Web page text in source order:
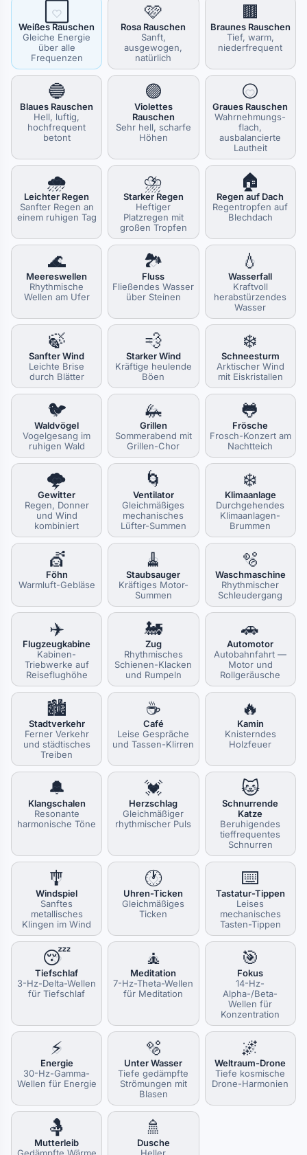
⬜
Weißes Rauschen
Gleiche Energie
über alle
Frequenzen
🩷
Rosa Rauschen
Sanft,
ausgewogen,
natürlich
🟫
Braunes Rauschen
Tief, warm,
niederfrequent
🔵
Blaues Rauschen
Hell, luftig,
hochfrequent
betont
🟣
Violettes
Rauschen
Sehr hell, scharfe
Höhen
⚪
Graues Rauschen
Wahrnehmungs-
flach,
ausbalancierte
Lautheit
🌧️
Leichter Regen
Sanfter Regen an
einem ruhigen Tag
⛈️
Starker Regen
Heftiger
Platzregen mit
großen Tropfen
🏠
Regen auf Dach
Regentropfen auf
Blechdach
🌊
Meereswellen
Rhythmische
Wellen am Ufer
🏞️
Fluss
Fließendes Wasser
über Steinen
💧
Wasserfall
Kraftvoll
herabstürzendes
Wasser
🍃
Sanfter Wind
Leichte Brise
durch Blätter
💨
Starker Wind
Kräftige heulende
Böen
❄️
Schneesturm
Arktischer Wind
mit Eiskristallen
🐦
Waldvögel
Vogelgesang im
ruhigen Wald
🦗
Grillen
Sommerabend mit
Grillen-Chor
🐸
Frösche
Frosch-Konzert am
Nachtteich
🌩️
Gewitter
Regen, Donner
und Wind
kombiniert
🌀
Ventilator
Gleichmäßiges
mechanisches
Lüfter-Summen
❄️
Klimaanlage
Durchgehendes
Klimaanlagen-
Brummen
💇
Föhn
Warmluft-Gebläse
🧹
Staubsauger
Kräftiges Motor-
Summen
🫧
Waschmaschine
Rhythmischer
Schleudergang
✈️
Flugzeugkabine
Kabinen-
Triebwerke auf
Reiseflughöhe
🚂
Zug
Rhythmisches
Schienen-Klacken
und Rumpeln
🚗
Automotor
Autobahnfahrt —
Motor und
Rollgeräusche
🏙️
Stadtverkehr
Ferner Verkehr
und städtisches
Treiben
☕
Café
Leise Gespräche
und Tassen-Klirren
🔥
Kamin
Knisterndes
Holzfeuer
🔔
Klangschalen
Resonante
harmonische Töne
💓
Herzschlag
Gleichmäßiger
rhythmischer Puls
🐱
Schnurrende
Katze
Beruhigendes
tieffrequentes
Schnurren
🎐
Windspiel
Sanftes
metallisches
Klingen im Wind
🕐
Uhren-Ticken
Gleichmäßiges
Ticken
⌨️
Tastatur-Tippen
Leises
mechanisches
Tasten-Tippen
😴
Tiefschlaf
3-Hz-Delta-Wellen
für Tiefschlaf
🧘
Meditation
7-Hz-Theta-Wellen
für Meditation
🎯
Fokus
14-Hz-
Alpha-/Beta-
Wellen für
Konzentration
⚡
Energie
30-Hz-Gamma-
Wellen für Energie
🫧
Unter Wasser
Tiefe gedämpfte
Strömungen mit
Blasen
🌌
Weltraum-Drone
Tiefe kosmische
Drone-Harmonien
🤱
Mutterleib
🚿
Dusche